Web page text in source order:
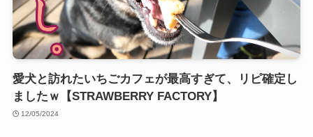
愛犬と訪れたいちごカフェが最高すぎて、リピ確定し
ましたｗ【STRAWBERRY FACTORY】
12/05/2024